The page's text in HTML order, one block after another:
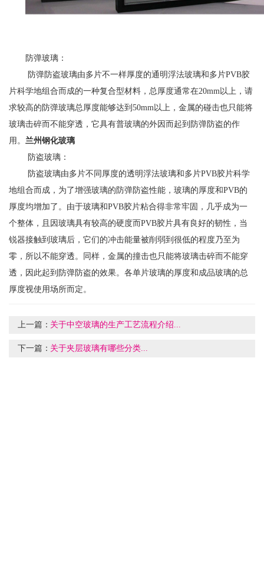
防弹玻璃：
防弹防盗玻璃由多片不一样厚度的通明浮法玻璃和多片PVB胶
片科学地组合而成的一种复合型材料，总厚度通常在20mm以上，请
求较高的防弹玻璃总厚度能够达到50mm以上，金属的碰击也只能将
玻璃击碎而不能穿透，它具有普玻璃的外因而起到防弹防盗的作
用。 兰州钢化玻璃
防盗玻璃：
防盗玻璃由多片不同厚度的透明浮法玻璃和多片PVB胶片科学
地组合而成，为了增强玻璃的防弹防盗性能，玻璃的厚度和PVB的
厚度均增加了。由于玻璃和PVB胶片粘合得非常牢固，几乎成为一
个整体，且因玻璃具有较高的硬度而PVB胶片具有良好的韧性，当
锐器接触到玻璃后，它们的冲击能量被削弱到很低的程度乃至为
零，所以不能穿透。同样，金属的撞击也只能将玻璃击碎而不能穿
透，因此起到防弹防盗的效果。各单片玻璃的厚度和成品玻璃的总
厚度视使用场所而定。
上一篇： 关于中空玻璃的生产工艺流程介绍...
下一篇： 关于夹层玻璃有哪些分类...